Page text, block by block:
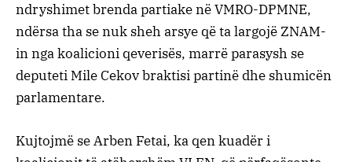
ndryshimet brenda partiake në VMRO-DPMNE,
ndërsa tha se nuk sheh arsye që ta largojë ZNAM-
in nga koalicioni qeverisës, marrë parasysh se
deputeti Mile Cekov braktisi partinë dhe shumicën
parlamentare.
Kujtojmë se Arben Fetai, ka qen kuadër i